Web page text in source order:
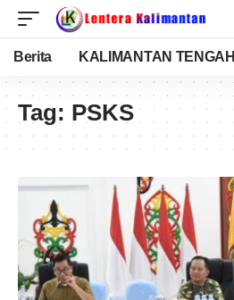
Berita KALIMANTAN TENGAH
Tag: PSKS